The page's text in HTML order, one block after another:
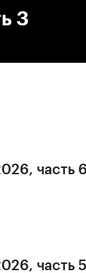
3
часть
часть 5